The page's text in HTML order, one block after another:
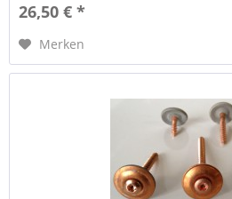
26,50 € *
Merken